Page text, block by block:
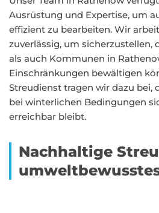
Ausrüstung und Expertise, um
effizient zu bearbeiten. Wir
zuverlässig, um sicherzustellen,
als auch Kommunen in
Einschränkungen bewältigen
Streudienst tragen wir dazu bei,
bei winterlichen Bedingungen
erreichbar bleibt.
Nachhaltige